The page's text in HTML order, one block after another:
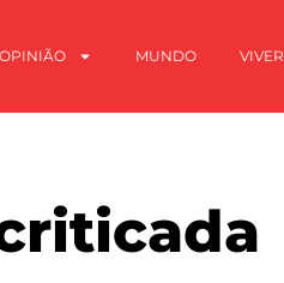
OPINIÃO MUNDO VIVER